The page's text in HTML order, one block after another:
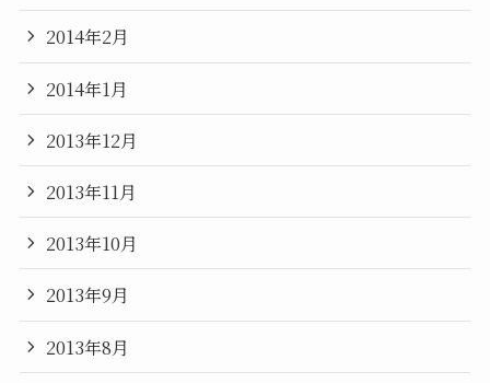
2014年2月
2014年1月
2013年12月
2013年11月
2013年10月
2013年9月
2013年8月